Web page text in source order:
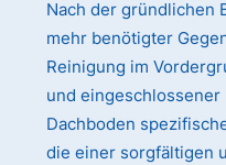
Nach der gründlichen
mehr benötigter
Reinigung im
und
Dachboden
die einer sorgfältigen